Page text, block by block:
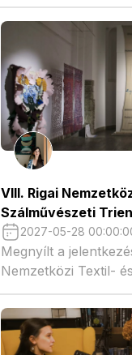
VIII. Rigai
Szálművészeti
2027-05-28
Megnyílt a
Nemzetközi Textil-
Triennáléra